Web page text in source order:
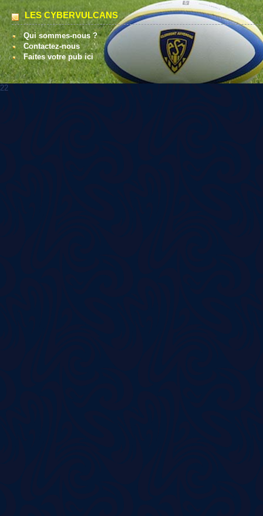
LES CYBERVULCANS
Qui sommes-nous ?
Contactez-nous
Faites votre pub ici
22